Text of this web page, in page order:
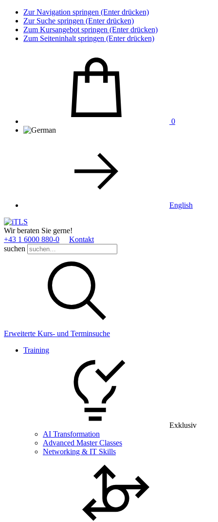
Zur Navigation springen (Enter drücken)
Zur Suche springen (Enter drücken)
Zum Kursangebot springen (Enter drücken)
Zum Seiteninhalt springen (Enter drücken)
0
English
Wir beraten Sie gerne!
+43 1 6000 880­-0
Kontakt
suchen
Erweiterte Kurs- und Terminsuche
Training
Exklusiv
AI Transformation
Advanced Master Classes
Networking & IT Skills